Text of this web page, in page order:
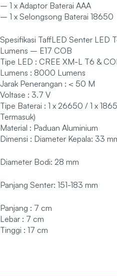
– 1 x Adaptor Baterai AAA
– 1 x Selongsong Baterai 18650
Spesifikasi TaffLED Senter
Lumens – E17 COB
Tipe LED : CREE XM-L T6 &
Lumens : 8000 Lumens
Jarak Penerangan : < 50 M
Voltase : 3.7 V
Tipe Baterai : 1 x 26650 / 1 x
Termasuk)
Material : Paduan Aluminium
Dimensi : Diameter Kepala: 33
Diameter Bodi: 28 mm
Panjang Senter: 151-183 mm
Panjang : 7 cm
Lebar : 7 cm
Tinggi : 17 cm